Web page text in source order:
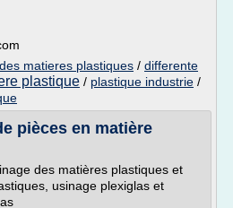
matieres plastiques / differente
plastique / plastique industrie /
pièces en matière
des matières plastiques et
usinage plexiglas et